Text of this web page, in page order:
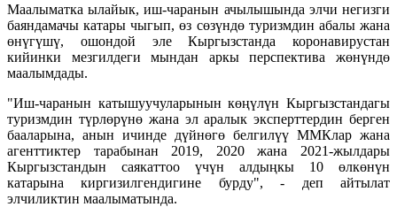
Маалыматка ылайык, иш-чаранын ачылышында элчи негизги
баяндамачы катары чыгып, өз сөзүндө туризмдин абалы жана
өнүгүшү, ошондой эле Кыргызстанда коронавирустан
кийинки мезгилдеги мындан аркы перспектива жөнүндө
маалымдады.
"Иш-чаранын катышуучуларынын көңүлүн Кыргызстандагы
туризмдин түрлөрүнө жана эл аралык эксперттердин берген
бааларына, анын ичинде дүйнөгө белгилүү ММКлар жана
агенттиктер тарабынан 2019, 2020 жана 2021-жылдары
Кыргызстандын саякаттоо үчүн алдыңкы 10 өлкөнүн
катарына киргизилгендигине бурду", - деп айтылат
элчиликтин маалыматында.